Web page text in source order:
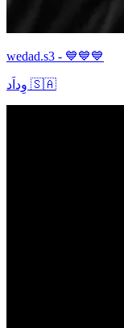
wedad.s3 - 💙💙💙
وِداَد 🇸🇦